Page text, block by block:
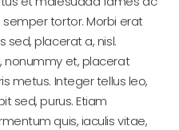
tortor. Morbi erat
sed, placerat a, nisl.
nonummy et, placerat
metus. Integer tellus leo,
sed, purus. Etiam
quis, iaculis vitae,